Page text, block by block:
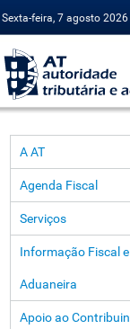
Sexta-feira, 7 agosto 2026
A AT
Agenda Fiscal
Serviços
Informação Fiscal e
Aduaneira
Apoio ao